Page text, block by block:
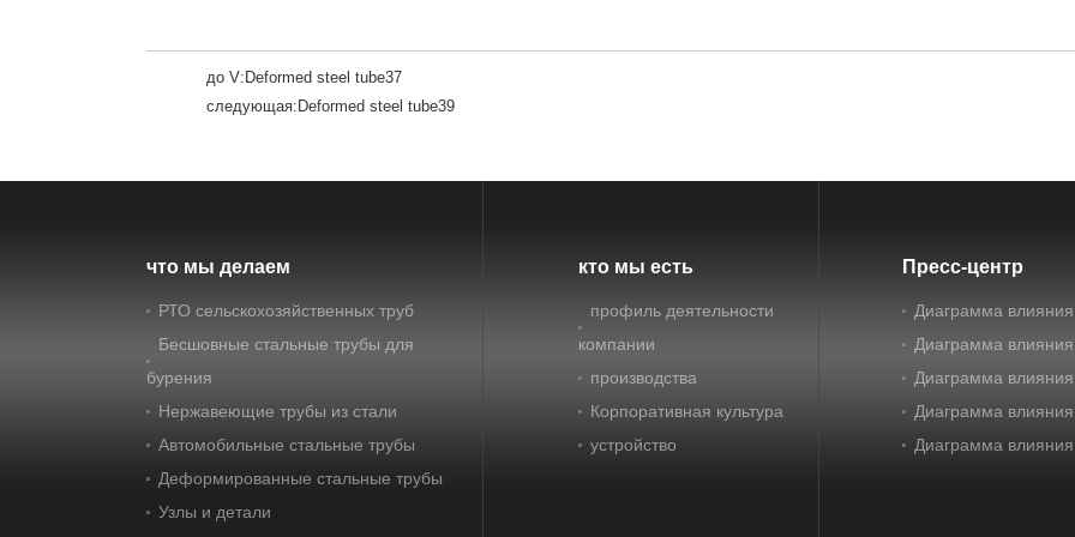
до V: Deformed steel tube37
следующая: Deformed steel tube39
что мы делаем
РТО сельскохозяйственных труб
Бесшовные стальные трубы для
бурения
Нержавеющие трубы из стали
Автомобильные стальные трубы
Деформированные стальные трубы
Узлы и детали
кто мы есть
профиль деятельности
компании
производства
Корпоративная культура
устройство
Пресс-центр
Диаграмма
Диаграмма
Диаграмма
Диаграмма
Диаграмма